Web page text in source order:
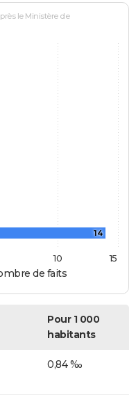
de faits
le Ministère de
14
10 15
Pour 1 000
habitants
0,84 ‰